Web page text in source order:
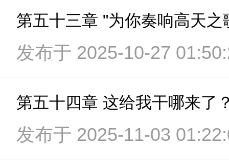
第五十三章 "为你奏响高天之
发布于 2025-10-27
第五十四章 这给我干哪来了
发布于 2025-11-03